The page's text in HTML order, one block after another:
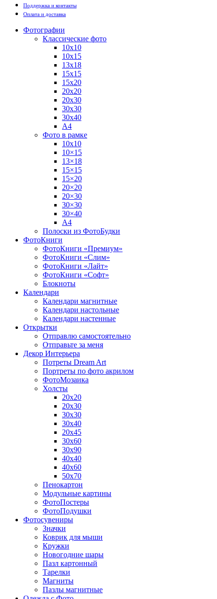
Поддержка и контакты
Оплата и доставка
Фотографии
Классические фото
10х10
10х15
13х18
15х15
15х20
20х20
20х30
30х30
30х40
А4
Фото в рамке
10х10
10×15
13×18
15×15
15×20
20×20
20×30
30×30
30×40
A4
Полоски из ФотоБудки
ФотоКниги
ФотоКниги «Премиум»
ФотоКниги «Слим»
ФотоКниги «Лайт»
ФотоКниги «Софт»
Блокноты
Календари
Календари магнитные
Календари настольные
Календари настенные
Открытки
Отправлю самостоятельно
Отправьте за меня
Декор Интерьера
Потреты Dream Art
Портреты по фото акрилом
ФотоМозаика
Холсты
20х20
20х30
30х30
30х40
20х45
30х60
30х90
40х40
40х60
50х70
Пенокартон
Модульные картины
ФотоПостеры
ФотоПодушки
Фотоcувениры
Значки
Коврик для мыши
Кружки
Новогодние шары
Пазл картонный
Тарелки
Магниты
Пазлы магнитные